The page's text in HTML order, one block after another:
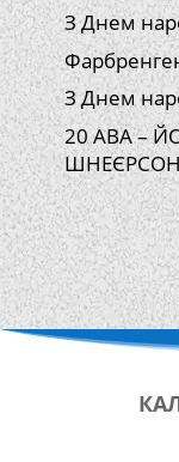
З Днем
З Днем
20 АВА –